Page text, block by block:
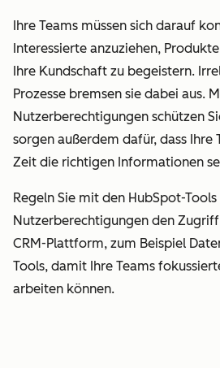
Ihre Teams müssen sich darauf
Interessierte anzuziehen,
Ihre Kundschaft zu begeistern.
Prozesse bremsen sie dabei aus.
Nutzerberechtigungen schützen
sorgen außerdem dafür, dass Ihre
Zeit die richtigen Informationen
Regeln Sie mit den HubSpot-
Nutzerberechtigungen den
CRM-Plattform, zum Beispiel
Tools, damit Ihre Teams
arbeiten können.